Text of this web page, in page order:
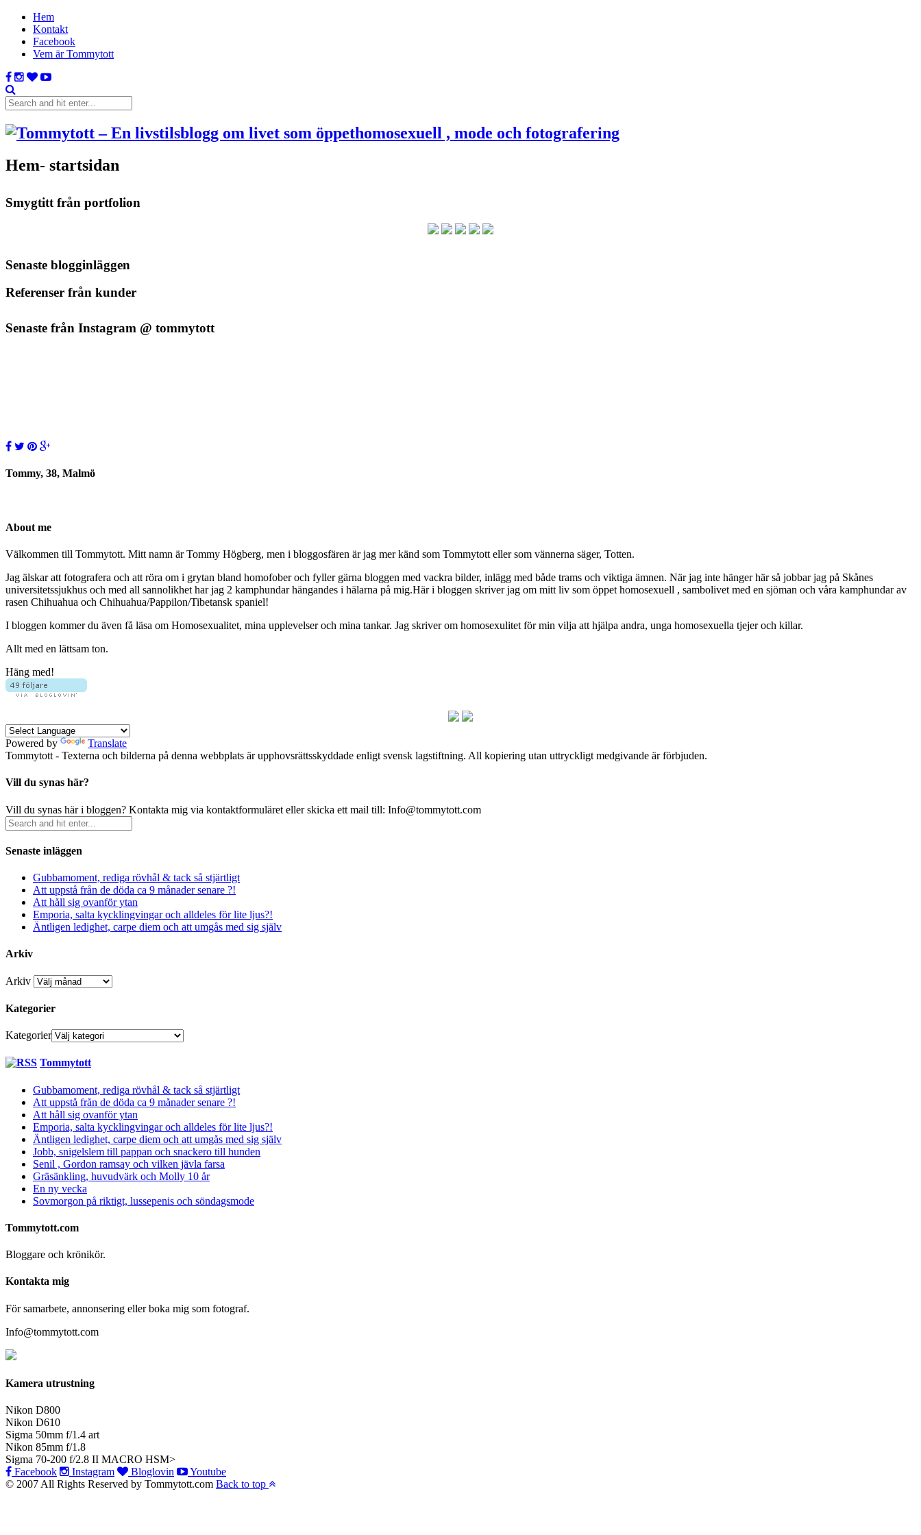
Hem
Kontakt
Facebook
Vem är Tommytott
Hem- startsidan
Smygtitt från portfolion
Senaste blogginläggen
Referenser från kunder
Senaste från Instagram @ tommytott
Tommy, 38, Malmö
About me
Välkommen till Tommytott. Mitt namn är Tommy Högberg, men i bloggosfären är jag mer känd som Tommytott eller som vännerna säger, Totten.
Jag älskar att fotografera och att röra om i grytan bland homofober och fyller gärna bloggen med vackra bilder, inlägg med både trams och viktiga ämnen. När jag inte hänger här så jobbar jag på Skånes
universitetssjukhus och med all sannolikhet har jag 2 kamphundar hängandes i hälarna på mig.Här i bloggen skriver jag om mitt liv som öppet homosexuell , sambolivet med en sjöman och våra kamphundar av
rasen Chihuahua och Chihuahua/Pappilon/Tibetansk spaniel!
I bloggen kommer du även få läsa om Homosexualitet, mina upplevelser och mina tankar. Jag skriver om homosexulitet för min vilja att hjälpa andra, unga homosexuella tjejer och killar.
Allt med en lättsam ton.
Häng med!
Powered by
Translate
Tommytott - Texterna och bilderna på denna webbplats är upphovsrättsskyddade enligt svensk lagstiftning. All kopiering utan uttryckligt medgivande är förbjuden.
Vill du synas här?
Vill du synas här i bloggen? Kontakta mig via kontaktformuläret eller skicka ett mail till: Info@tommytott.com
Senaste inläggen
Gubbamoment, rediga rövhål & tack så stjärtligt
Att uppstå från de döda ca 9 månader senare ?!
Att håll sig ovanför ytan
Emporia, salta kycklingvingar och alldeles för lite ljus?!
Äntligen ledighet, carpe diem och att umgås med sig själv
Arkiv
Arkiv
Kategorier
Kategorier
Tommytott
Gubbamoment, rediga rövhål & tack så stjärtligt
Att uppstå från de döda ca 9 månader senare ?!
Att håll sig ovanför ytan
Emporia, salta kycklingvingar och alldeles för lite ljus?!
Äntligen ledighet, carpe diem och att umgås med sig själv
Jobb, snigelslem till pappan och snackero till hunden
Senil , Gordon ramsay och vilken jävla farsa
Gräsänkling, huvudvärk och Molly 10 år
En ny vecka
Sovmorgon på riktigt, lussepenis och söndagsmode
Tommytott.com
Bloggare och krönikör.
Kontakta mig
För samarbete, annonsering eller boka mig som fotograf.
Info@tommytott.com
Kamera utrustning
Nikon D800
Nikon D610
Sigma 50mm f/1.4 art
Nikon 85mm f/1.8
Sigma 70-200 f/2.8 II MACRO HSM>
Facebook
Instagram Bloglovin
Youtube
© 2007 All Rights Reserved by Tommytott.com Back to top